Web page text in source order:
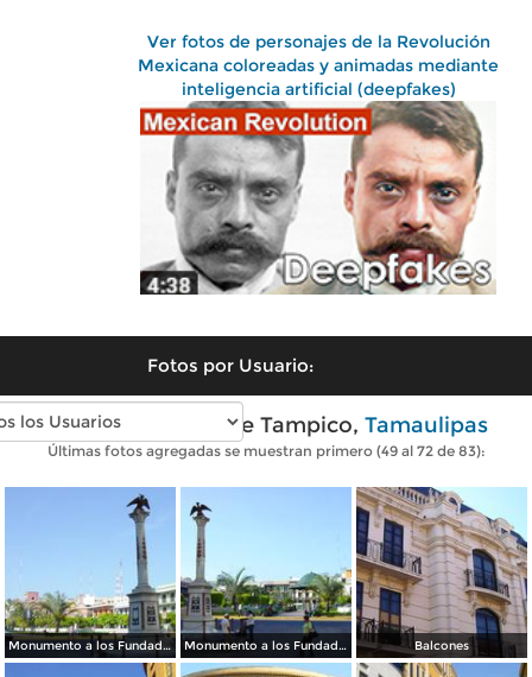
Ver fotos de personajes de la Revolución
Mexicana coloreadas y animadas mediante
inteligencia artificial (deepfakes)
Fotos por Usuario:
Fotos modernas de Tampico, Tamaulipas
Últimas fotos agregadas se muestran primero (49 al 72 de 83):
Monumento a los Fundadores de Tampico Monumento a los Fundadores de Tampico Balcones